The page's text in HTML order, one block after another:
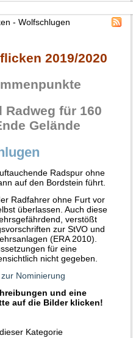
- Wolfschlugen
2019/2020
für 160
Gelände
Radspur ohne
auf den Bordstein führt.
Radfahrer ohne Furt vor
überlassen. Auch diese
verstößt
zur StVO und
(ERA 2010).
für eine
nicht gegeben.
Nominierung
und eine
auf die Bilder klicken!
Kategorie